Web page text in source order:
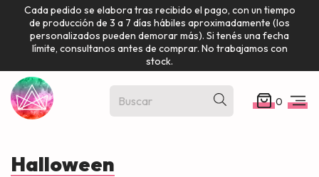
Cada pedido se elabora tras recibido el pago, con un tiempo
de producción de 3 a 7 días hábiles aproximadamente (los
personalizados pueden demorar más). Si tenés una fecha
límite, consultanos antes de comprar. No trabajamos con
stock.
0
Halloween